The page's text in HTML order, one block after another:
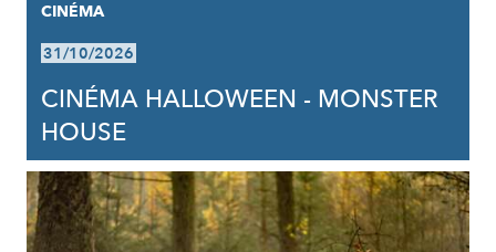
CINÉMA
31/10/2026
CINÉMA HALLOWEEN - MONSTER
HOUSE